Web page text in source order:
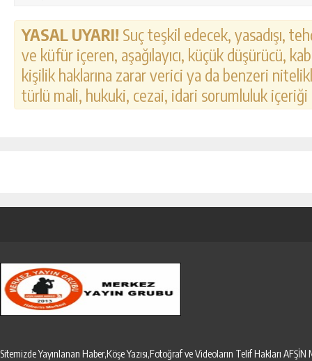
YASAL UYARI! Suç teşkil edecek, yasadışı,
ve küfür içeren, aşağılayıcı, küçük düşürücü,
kişilik haklarına zarar verici ya da benzeri
türlü mali, hukuki, cezai, idari sorumluluk
Sitemizde Yayınlanan Haber,Köşe Yazısı,Fotoğraf ve Videoların Telif Hakları